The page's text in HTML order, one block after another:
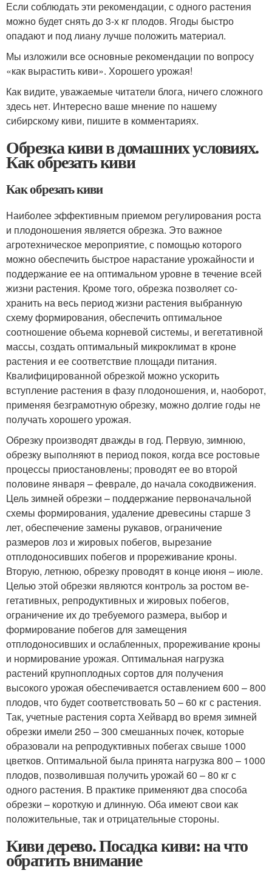
Если соблюдать эти рекомендации, с одного растения
можно будет снять до 3-х кг плодов. Ягоды быстро
опадают и под лиану лучше положить материал.
Мы изложили все основные рекомендации по вопросу
«как вырастить киви». Хорошего урожая!
Как видите, уважаемые читатели блога, ничего сложного
здесь нет. Интересно ваше мнение по нашему
сибирскому киви, пишите в комментариях.
Обрезка киви в домашних условиях.
Как обрезать киви
Как обрезать киви
Наиболее эффективным приемом регулирования роста
и пло­доношения является обрезка. Это важное
агротехническое меро­приятие, с помощью которого
можно обеспечить быстрое нара­стание урожайности и
поддержание ее на оптимальном уровне в течение всей
жизни растения. Кроме того, обрезка позволяет со­
хранить на весь период жизни растения выбранную
схему фор­мирования, обеспечить оптимальное
соотношение объема корне­вой системы, и вегетативной
массы, создать оптимальный микро­климат в кроне
растения и ее соответствие площади питания.
Квалифицированной обрезкой можно ускорить
вступление растения в фазу плодоношения, и, наоборот,
применяя безграмотную обрезку, можно долгие годы не
получать хорошего урожая.
Обрезку производят дважды в год. Первую, зимнюю,
обрезку выполняют в период покоя, когда все ростовые
процессы приос­тановлены; проводят ее во второй
половине января – феврале, до начала сокодвижения.
Цель зимней обрезки – поддержание пер­воначальной
схемы формирования, удаление древесины старше 3
лет, обеспечение замены рукавов, ограничение
размеров лоз и жировых побегов, вырезание
отплодоносивших побегов и прореживание кроны.
Вторую, летнюю, обрезку проводят в конце ию­ня – июле.
Целью этой обрезки являются контроль за ростом ве­
гетативных, репродуктивных и жировых побегов,
ограничение их до требуемого размера, выбор и
формирование побегов для за­мещения
отплодоносивших и ослабленных, прореживание кроны
и нормирование урожая. Оптимальная нагрузка
растений крупно­плодных сортов для получения
высокого урожая обеспечивается оставлением 600 – 800
плодов, что будет соответствовать 50 – 60 кг с растения.
Так, учетные растения сорта Хейвард во время зимней
обрезки имели 250 – 300 смешанных почек, которые
образовали на репродуктивных побегах свыше 1000
цветков. Опти­мальной была принята нагрузка 800 – 1000
плодов, позволившая получить урожай 60 – 80 кг с
одного растения. В практике при­меняют два способа
обрезки – короткую и длинную. Оба имеют свои как
положительные, так и отрицательные стороны.
Киви дерево. Посадка киви: на что
обратить внимание